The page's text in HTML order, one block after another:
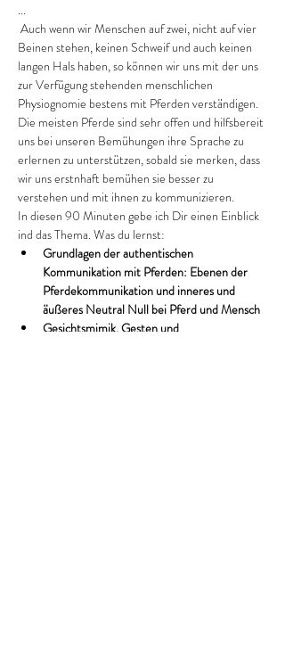
...
Auch wenn wir Menschen auf zwei, nicht auf vier
Beinen stehen, keinen Schweif und auch keinen
langen Hals haben, so können wir uns mit der uns
zur Verfügung stehenden menschlichen
Physiognomie bestens mit Pferden verständigen.
Die meisten Pferde sind sehr offen und hilfsbereit
uns bei unseren Bemühungen ihre Sprache zu
erlernen zu unterstützen, sobald sie merken, dass
wir uns erstnhaft bemühen sie besser zu
verstehen und mit ihnen zu kommunizieren.
In diesen 90 Minuten gebe ich Dir einen Einblick
ind das Thema. Was du lernst:
Grundlagen der authentischen
Kommunikation mit Pferden: Ebenen der
Pferdekommunikation und inneres und
äußeres Neutral Null bei Pferd und Mensch
Gesichtsmimik, Gesten und